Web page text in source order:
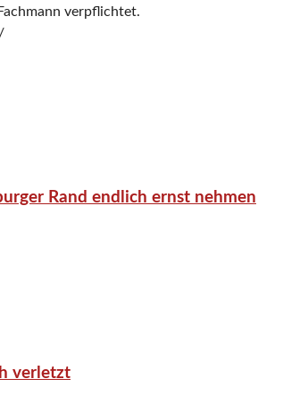
verpflichtet.
Rand endlich ernst nehmen
verletzt